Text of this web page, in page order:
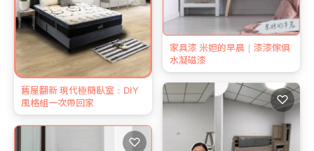
舊屋翻新 現代極簡臥室：DIY
風格組一次帶回家
♡
家具漆 米妲的早晨｜漆漆傢俱
水凝磁漆
♡